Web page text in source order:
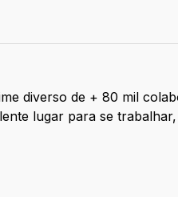
diverso de + 80 mil
lugar para se